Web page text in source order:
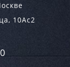
10Ас2